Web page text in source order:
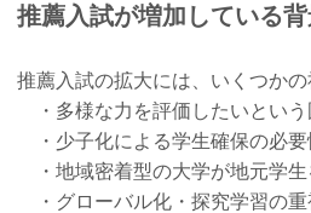
推薦入試が増加している
推薦入試の拡大には、いくつかの
・多様な力を評価したいとい
・少子化による学生確保の必要
・地域密着型の大学が地元学生
・グローバル化・探究学習の